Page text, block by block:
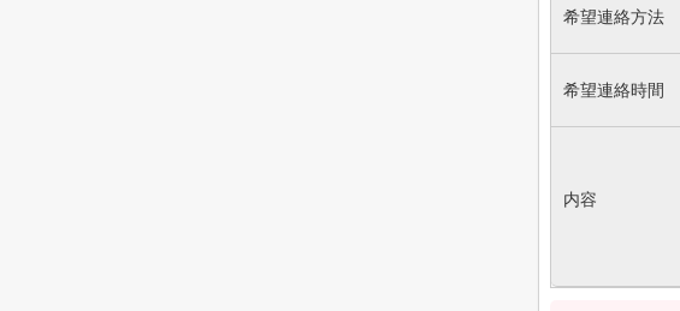
希望連絡方法
希望連絡時間
内容